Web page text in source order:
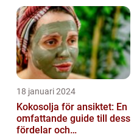
18 januari 2024
Kokosolja för ansiktet: En
omfattande guide till dess
fördelar och